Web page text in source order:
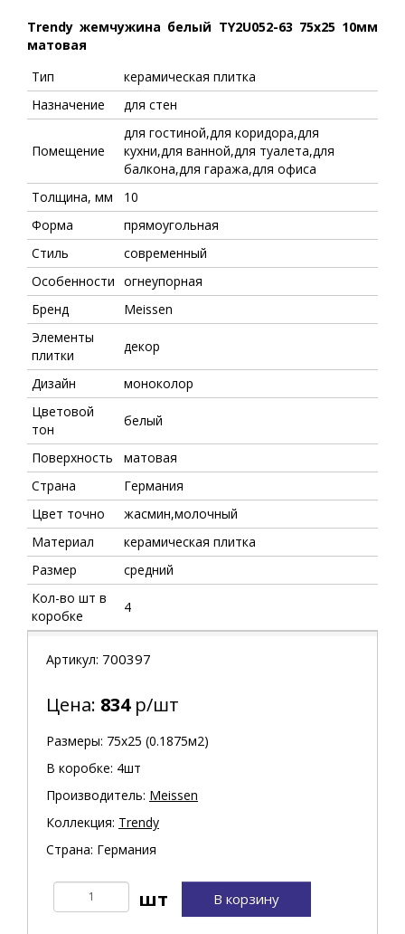
Trendy жемчужина белый TY2U052-63 75x25 10мм
матовая
Тип
керамическая плитка
Назначение
для стен
Помещение
для гостиной,для коридора,для
кухни,для ванной,для туалета,для
балкона,для гаража,для офиса
Толщина, мм
10
Форма
прямоугольная
Стиль
современный
Особенности огнеупорная
Бренд
Meissen
Элементы
плитки
декор
Дизайн
моноколор
Цветовой
тон
белый
Поверхность
матовая
Страна
Германия
Цвет точно
жасмин,молочный
Материал
керамическая плитка
Размер
средний
Кол-во шт в
коробке
4
Артикул: 700397
Цена: 834р/шт
Размеры: 75х25 (0.1875м2)
В коробке: 4шт
Производитель: Meissen
Коллекция: Trendy
Страна: Германия
В корзину